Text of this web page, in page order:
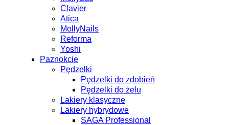
Clavier
Atica
MollyNails
Reforma
Yoshi
Paznokcie
Pędzelki
Pędzelki do zdobień
Pędzelki do żelu
Lakiery klasyczne
Lakiery hybrydowe
SAGA Professional